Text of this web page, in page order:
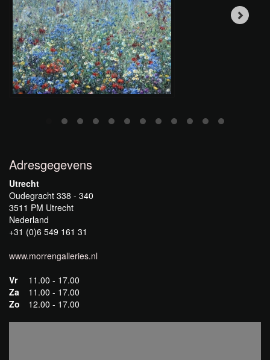
Adresgegevens
Utrecht
Oudegracht 338 - 340
3511 PM Utrecht
Nederland
+31 (0)6 549 161 31
www.morrengalleries.nl
Vr
11.00 - 17.00
Za
11.00 - 17.00
Zo
12.00 - 17.00